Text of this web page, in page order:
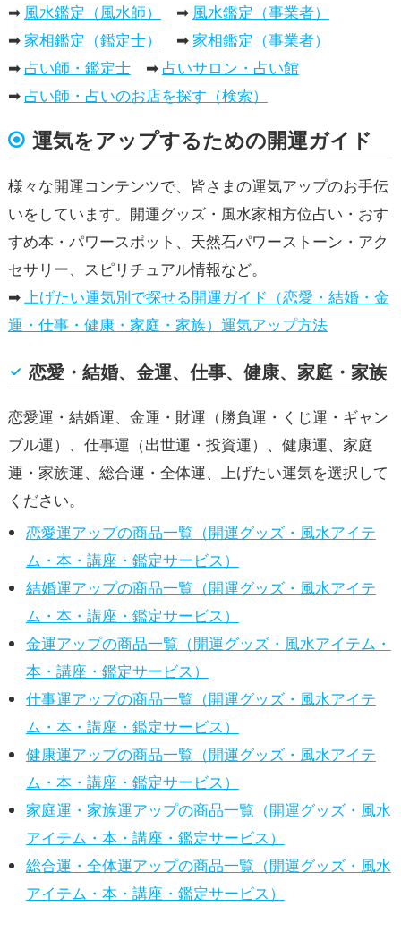
➡ 風水鑑定（風水師） ➡ 風水鑑定（事業者）
➡ 家相鑑定（鑑定士） ➡ 家相鑑定（事業者）
➡ 占い師・鑑定士➡ 占いサロン・占い館
➡ 占い師・占いのお店を探す（検索）
運気をアップするための開運ガイド
様々な開運コンテンツで、皆さまの運気アップのお手伝
いをしています。開運グッズ・風水家相方位占い・おす
すめ本・パワースポット、天然石パワーストーン・アク
セサリー、スピリチュアル情報など。
➡ 上げたい運気別で探せる開運ガイド（恋愛・結婚・金
運・仕事・健康・家庭・家族）運気アップ方法
恋愛・結婚、金運、仕事、健康、家庭・家族
恋愛運・結婚運、金運・財運（勝負運・くじ運・ギャン
ブル運）、仕事運（出世運・投資運）、健康運、家庭
運・家族運、総合運・全体運、上げたい運気を選択して
ください。
恋愛運アップの商品一覧（開運グッズ・風水アイテ
ム・本・講座・鑑定サービス）
結婚運アップの商品一覧（開運グッズ・風水アイテ
ム・本・講座・鑑定サービス）
金運アップの商品一覧（開運グッズ・風水アイテム・
本・講座・鑑定サービス）
仕事運アップの商品一覧（開運グッズ・風水アイテ
ム・本・講座・鑑定サービス）
健康運アップの商品一覧（開運グッズ・風水アイテ
ム・本・講座・鑑定サービス）
家庭運・家族運アップの商品一覧（開運グッズ・風水
アイテム・本・講座・鑑定サービス）
総合運・全体運アップの商品一覧（開運グッズ・風水
アイテム・本・講座・鑑定サービス）